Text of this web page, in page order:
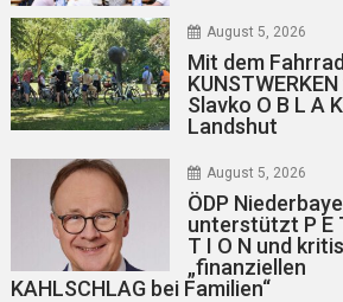
August 5, 2026
Mit dem
Slavko O B L A
Landshut
August 5, 2026
ÖDP
unterstützt P E
T I O N und
„finanziellen
KAHLSCHLAG bei Familien“